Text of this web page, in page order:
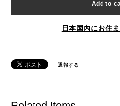
Add to
日本国内にお住
通報する